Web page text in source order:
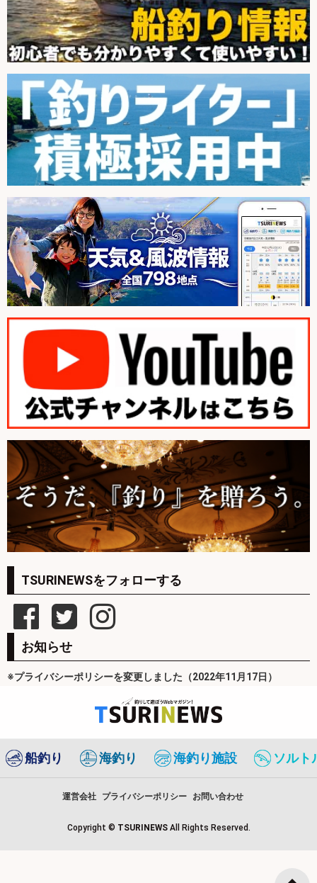
TSURINEWSをフォローする
お知らせ
※プライバシーポリシーを変更しました（2022年11月17日）
船釣り 海釣り 海釣り施設 ソルト
運営会社 プライバシーポリシー お問い合わせ
Copyright © TSURINEWS All Rights Reserved.